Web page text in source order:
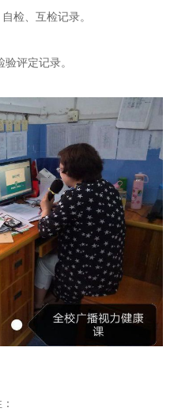
检、互检记录。
评定记录。